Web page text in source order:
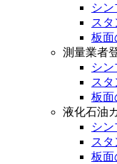
シ
スタ
板面
測量業者
シ
スタ
板面
液化石油
シ
スタ
板面